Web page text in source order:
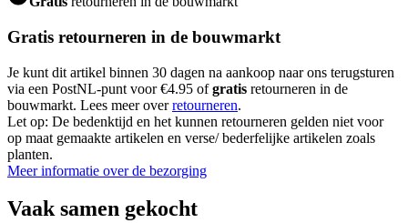
Gratis retourneren in de bouwmarkt
Je kunt dit artikel binnen 30 dagen na aankoop naar ons terugsturen
via een PostNL-punt voor €4.95 ofgratis retourneren in de
bouwmarkt. Lees meer overretourneren.
Let op: De bedenktijd en het kunnen retourneren gelden niet voor
op maat gemaakte artikelen en verse/ bederfelijke artikelen zoals
planten.
Meer informatie over de bezorging
Vaak samen gekocht